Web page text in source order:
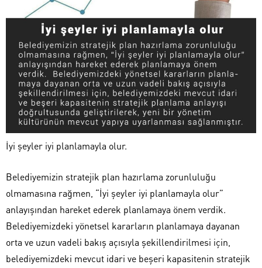
İyi şeyler iyi planlamayla olur.
Belediyemizin stratejik plan hazırlama zorunluluğu
olmamasına rağmen, “İyi şeyler iyi planlamayla olur”
anlayışından hareket ederek planlamaya önem verdik.
Belediyemizdeki yönetsel kararların planlamaya dayanan
orta ve uzun vadeli bakış açısıyla şekillendirilmesi için,
belediyemizdeki mevcut idari ve beşeri kapasitenin stratejik